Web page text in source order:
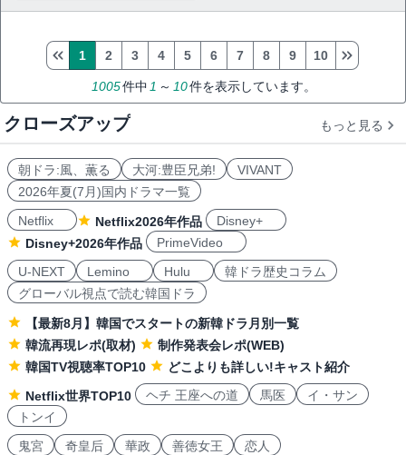
1005件中 1 ～ 10件を表示しています。
1 2 3 4 5 6 7 8 9 10
クローズアップ もっと見る
朝ドラ:風、薫る 大河:豊臣兄弟!
VIVANT
2026年夏(7月)国内ドラマ一覧
Netflix
Netflix2026年作品
Disney+
Disney+2026年作品
PrimeVideo
U-NEXT
Lemino Hulu
韓ドラ歴史コラム
グローバル視点で読む韓国ドラ
【最新8月】韓国でスタートの新韓ドラ月別一覧
韓流再現レポ(取材)
制作発表会レポ(WEB)
韓国TV視聴率TOP10
どこよりも詳しい!キャスト紹介
Netflix世界TOP10
ヘチ 王座への道 馬医
イ・サン
トンイ
鬼宮
奇皇后 華政 善徳女王 恋人